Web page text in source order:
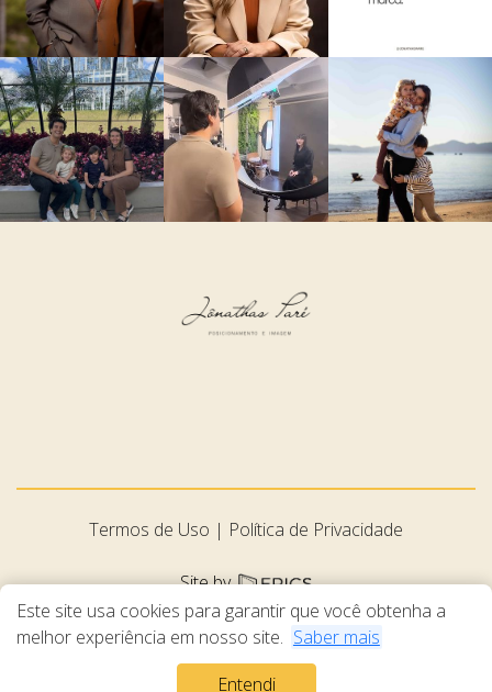
Este site usa cookies para garantir que você obtenha a
melhor experiência em nosso site. Saber mais
Entendi
Termos de Uso Política de Privacidade
Site by